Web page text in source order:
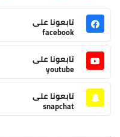
تابعونا على
facebook
تابعونا على
youtube
تابعونا على
snapchat